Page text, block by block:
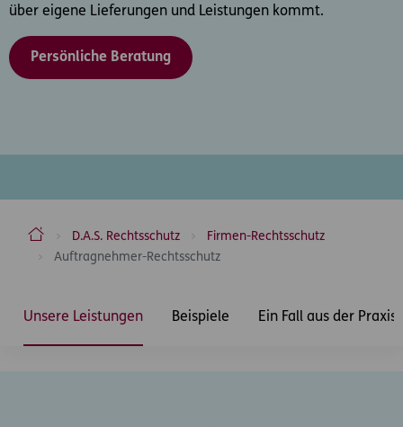
über eigene Lieferungen und Leistungen kommt.
Persönliche Beratung
ERGO Versicherung Aktiengesellschaft
D.A.S. Rechtsschutz
Firmen-Rechtsschutz
Auftragnehmer-Rechtsschutz
Unsere Leistungen
Beispiele Ein Fall aus der Praxis